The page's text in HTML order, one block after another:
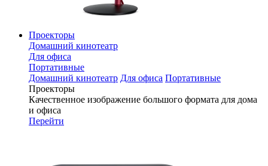
Проекторы
Домашний кинотеатр
Для офиса
Портативные
Домашний кинотеатр Для офиса Портативные
Проекторы
Качественное изображение большого формата для дома
и офиса
Перейти